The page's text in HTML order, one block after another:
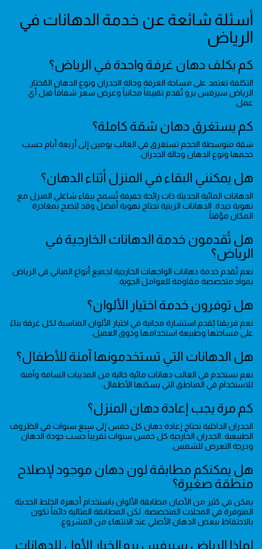
أسئلة شائعة عن خدمة الدهانات في
الرياض
كم يكلف دهان غرفة واحدة في الرياض؟
التكلفة تعتمد على مساحة الغرفة وحالة الجدران ونوع الدهان المُختار.
الرياض سيرفس برو تُقدم تقييماً مجانياً وعرض سعر شفافاً قبل أي
عمل.
كم يستغرق دهان شقة كاملة؟
شقة متوسطة الحجم تستغرق في الغالب يومين إلى أربعة أيام حسب
حجمها ونوع الدهان وحالة الجدران.
هل يمكنني البقاء في المنزل أثناء الدهان؟
الدهانات المائية الحديثة ذات رائحة خفيفة تُسمح ببقاء شاغلي المنزل مع
تهوية جيدة. الدهانات الزيتية تحتاج تهوية أفضل وقد يُنصح بمغادرة
المكان مؤقتاً.
هل تُقدمون خدمة الدهانات الخارجية في
الرياض؟
نعم نُقدم خدمة دهانات الواجهات الخارجية لجميع أنواع المباني في الرياض
بمواد متخصصة مقاومة للعوامل الجوية.
هل توفرون خدمة اختيار الألوان؟
نعم فريقنا يُقدم استشارة مجانية في اختيار الألوان المناسبة لكل غرفة بناءً
على مساحتها وطبيعة استخدامها وذوق العميل.
هل الدهانات التي تستخدمونها آمنة للأطفال؟
نعم نستخدم في الغالب دهانات مائية خالية من المذيبات السامة وآمنة
للاستخدام في المناطق التي يسكنها الأطفال.
كم مرة يجب إعادة دهان المنزل؟
الجدران الداخلية تحتاج إعادة دهان كل خمس إلى سبع سنوات في الظروف
الطبيعية. الجدران الخارجية كل خمس سنوات تقريباً حسب جودة الدهان
ودرجة التعرض للشمس.
هل يمكنكم مطابقة لون دهان موجود لإصلاح
منطقة صغيرة؟
يمكن في كثير من الأحيان مطابقة الألوان باستخدام أجهزة الخلط الحديثة
المتوفرة في المحلات المتخصصة. لكن المطابقة المثالية دائماً تكون
بالاحتفاظ ببعض الدهان الأصلي عند الانتهاء من المشروع.
لماذا الرياض سيرفس برو الخيار الأول للدهانات